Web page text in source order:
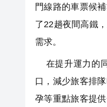
門線路的車票候
了22趟夜間高鐵
需求。
在提升運力的
口，減少旅客排
孕等重點旅客提